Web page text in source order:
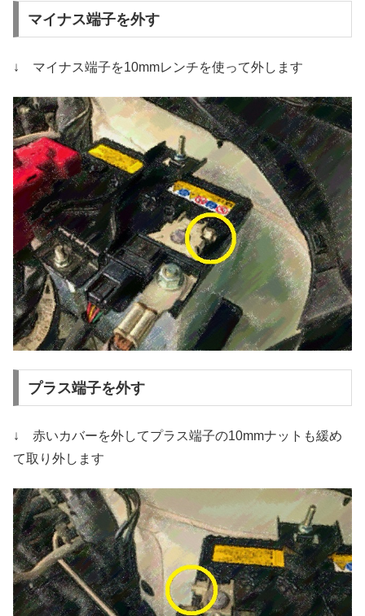
マイナス端子を外す
↓ マイナス端子を10mmレンチを使って外します
プラス端子を外す
↓ 赤いカバーを外してプラス端子の10mmナットも緩め
て取り外します